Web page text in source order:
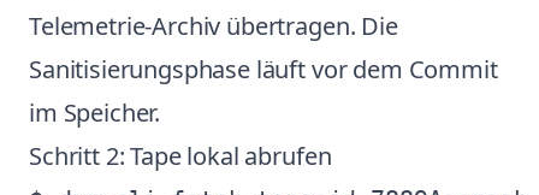
Telemetrie-Archiv übertragen. Die
Sanitisierungsphase läuft vor dem Commit
im Speicher.
Schritt 2: Tape lokal abrufen